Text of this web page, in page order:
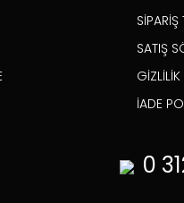
SİPARİŞ
SATIŞ
İADE
0